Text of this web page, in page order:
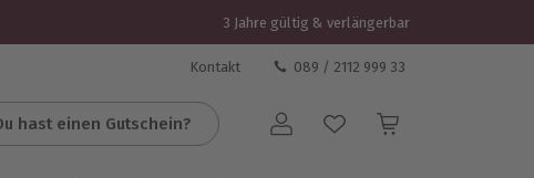
3 Jahre gültig & verlängerbar
Kontakt 089 / 2112 999 33
hast einen Gutschein? Benutzerkonto